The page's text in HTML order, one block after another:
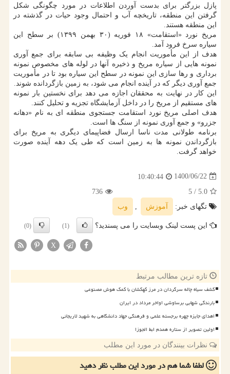
پازل بزرگتر برای بدست آوردن اطلاعات در مورد چگونگی شکل
گرفتن این منطقه، تاریخچه آب و احتمال وجود حیات در گذشته در
این منطقه هستند.
مریخ نورد «استقامت» ۱۸ فوریه (۳۰ بهمن ۱۳۹۹) بر سطح این
سیاره سرخ فرود آمد.
هدف از این مأموریت انجام یک وظیفه بی سابقه برای جمع آوری
نمونه هایی از سیاره مریخ و ذخیره آنها در لوله های مخصوص نمونه
برداری و رها سازی این نمونه در سطح این سیاره بود تا در مأموریت
جمع آوری دیگر که در آینده انجام می شود، به زمین بازگردانده شوند.
این کار در نهایت به محققان اجازه می دهد برای نخستین بار نمونه
های مستقیم از مریخ را در داخل آزمایشگاه تجزیه و تحلیل کنند.
هدف اصلی مریخ نورد استقامت جستجوی منطقه ای به نام «دهانه
جزرو» و جمع آوری نمونه از سنگ ها است.
برنامه طولانی مدت ناسا ارسال فضاپیمای دیگری به مریخ برای
بازگرداندن نمونه ها به زمین است که طی یک دهه آینده صورت
خواهد گرفت.
1400/06/22
10:40:44
5.0
/ 5
736
تگهای خبر:
آموزش , وب
این پست لینک وبسایت را می پسندید؟ (1)
(0)
X
تازه ترین مطالب مرتبط
کشف سیاه چاله سرگردان در مرز کهکشان با کمک هوش مصنوعی
بارندگی شهابی برساوشی اواخر مرداد در ایران
اهدای جایزه چهره برجسته علمی و فرهنگی جهاد دانشگاهی به شهید لاریجانی
اولین تصویر از ستاره همدم ابط الجوزا
نظرات بینندگان در مورد این مطلب
لطفا شما همدر مورد این مطلبنظر دهید